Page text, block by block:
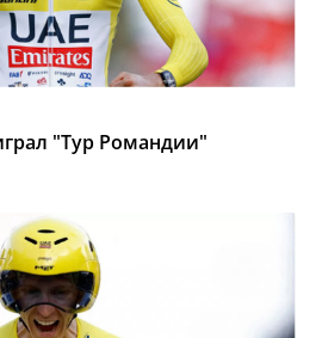
"Тур Романдии"